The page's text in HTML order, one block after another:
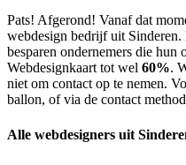
Pats! Afgerond! Vanaf dat
webdesign bedrijf uit
besparen ondernemers die hun
Webdesignkaart tot wel 60%.
niet om contact op te nemen.
ballon, of via de contact
Alle webdesigners uit